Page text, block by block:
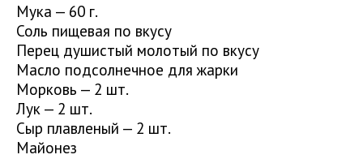
Мука — 60 г.
Соль пищевая по вкусу
Перец душистый молотый по вкусу
Масло подсолнечное для жарки
Морковь — 2 шт.
Лук — 2 шт.
Сыр плавленый — 2 шт.
Майонез